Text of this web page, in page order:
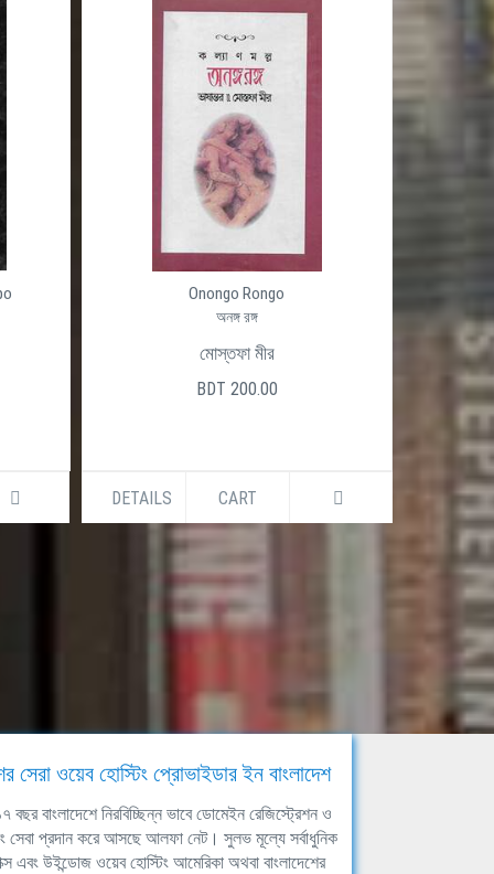
Onongo Rongo
অনঙ্গ রঙ্গ
মোস্তফা মীর
BDT 200.00
DETAILS CART DETAILS
সেরা ওয়েব হোস্টিং প্রোভাইডার ইন বাংলাদেশ
বছর বাংলাদেশে নিরবিচ্ছিন্ন ভাবে ডোমেইন রেজিস্ট্রেশন ও
সেবা প্রদান করে আসছে আলফা নেট। সুলভ মূল্যে সর্বাধুনিক
এবং উইন্ডোজ ওয়েব হোস্টিং আমেরিকা অথবা বাংলাদেশের